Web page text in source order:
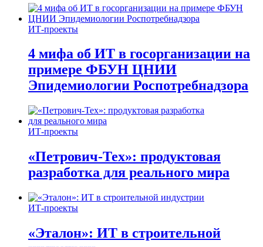
ИТ-проекты
4 мифа об ИТ в госорганизации на
примере ФБУН ЦНИИ
Эпидемиологии Роспотребнадзора
ИТ-проекты
«Петрович-Тех»: продуктовая
разработка для реального мира
ИТ-проекты
«Эталон»: ИТ в строительной